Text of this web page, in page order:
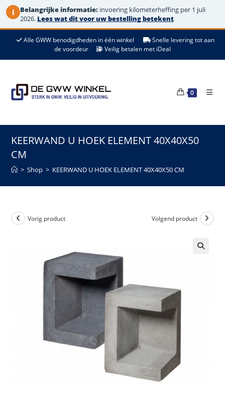
i Belangrijke informatie: invoering kilometerheffing per 1 juli
2026. Lees wat dit voor uw bestelling betekent
de
Alle GWW benodigdheden in één winkel
Snelle levering tot aan
de voordeur
Veilig betalen met iDeal
0
KEERWAND U HOEK ELEMENT 40X40X50
CM
> Shop > KEERWAND U HOEK ELEMENT 40X40X50 CM
Vorig product Volgend product